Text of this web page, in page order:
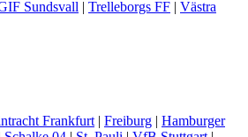
Sundsvall | Trelleborgs FF | Västra
Frankfurt | Freiburg | Hamburger